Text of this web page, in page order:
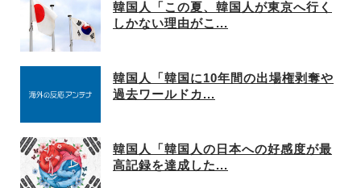
韓国人「この夏、韓国人が東京へ行く
しかない理由がこ...
韓国人「韓国に10年間の出場権剥奪や
過去ワールドカ...
韓国人「韓国人の日本への好感度が最
高記録を達成した...